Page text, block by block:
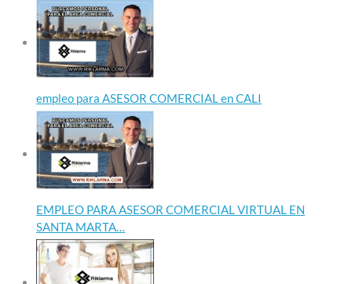
empleo para ASESOR COMERCIAL en CALI
EMPLEO PARA ASESOR COMERCIAL VIRTUAL EN
SANTA MARTA…